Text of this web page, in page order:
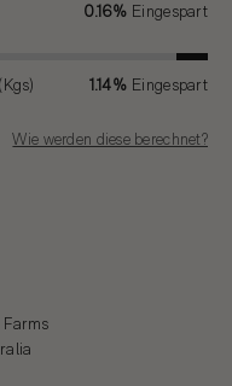
0.16% Eingespart
1.14% Eingespart
Wie werden diese berechnet?